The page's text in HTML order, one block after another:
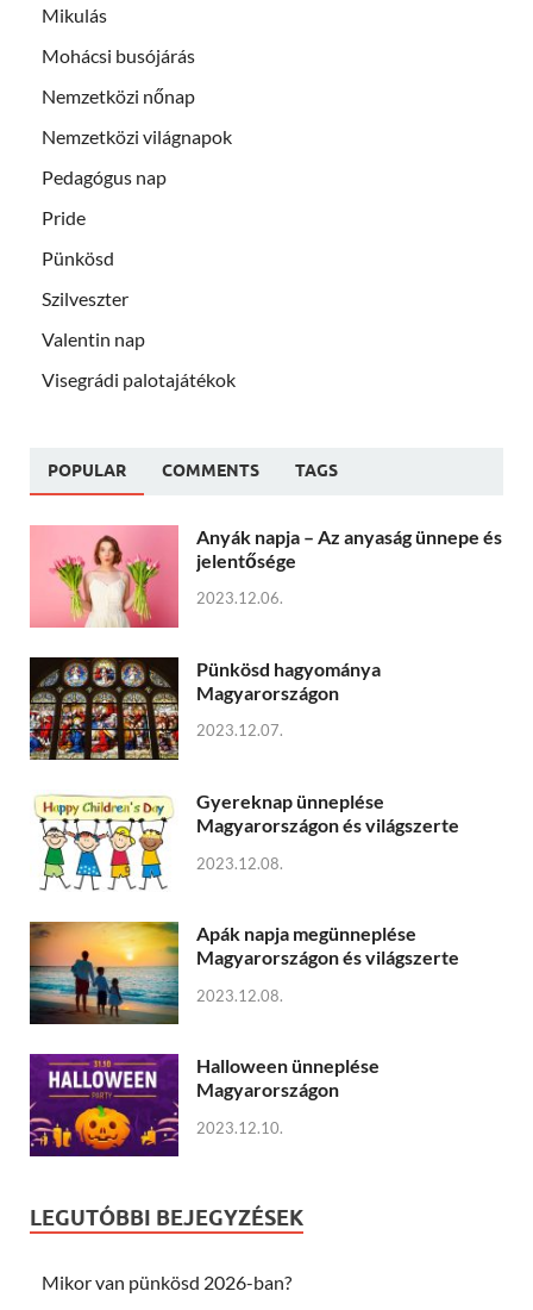
Mikulás
Mohácsi busójárás
Nemzetközi nőnap
Nemzetközi világnapok
Pedagógus nap
Pride
Pünkösd
Szilveszter
Valentin nap
Visegrádi palotajátékok
POPULAR COMMENTS TAGS
Anyák napja – Az anyaság ünnepe és
jelentősége
2023.12.06.
Pünkösd hagyománya
Magyarországon
2023.12.07.
Gyereknap ünneplése
Magyarországon és világszerte
2023.12.08.
Apák napja megünneplése
Magyarországon és világszerte
2023.12.08.
Halloween ünneplése
Magyarországon
2023.12.10.
LEGUTÓBBI BEJEGYZÉSEK
Mikor van pünkösd 2026-ban?